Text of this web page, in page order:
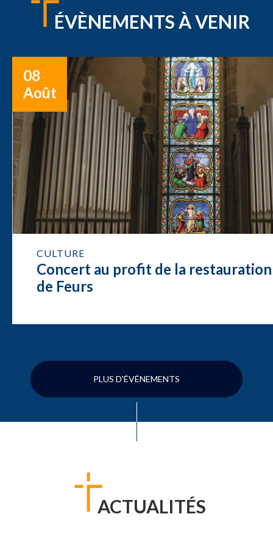
ÉVÈNEMENTS À VENIR
08
Août
CULTURE
Concert au profit de la restauration
de Feurs
PLUS D'ÉVÉNEMENTS
ACTUALITÉS